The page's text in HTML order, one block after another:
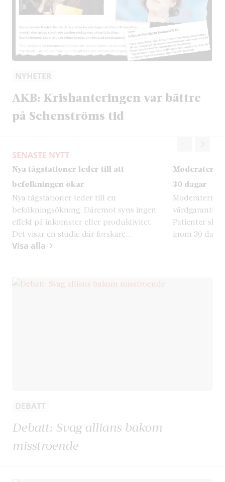
NYHETER
AKB: Krishanteringen var bättre
på Schenströms tid
SENASTE NYTT
Nya tågstationer leder till att
befolkningen ökar
Nya tågstationer leder till en
befolkningsökning. Däremot syns ingen
effekt på inkomster eller produktivitet.
Det visar en studie där forskare...
30 dagar
Moderaterna
vårdgaranti
Patienter ska
inom 30
Visa alla
DEBATT
Debatt: Svag allians bakom
misstroende